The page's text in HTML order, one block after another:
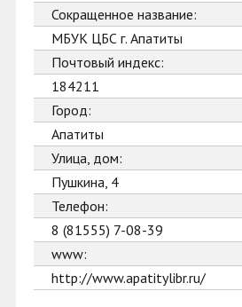
Сокращенное название:
МБУК ЦБС г. Апатиты
Почтовый индекс:
184211
Город:
Апатиты
Улица, дом:
Пушкина, 4
Телефон:
8 (81555) 7-08-39
www:
http://www.apatitylibr.ru/